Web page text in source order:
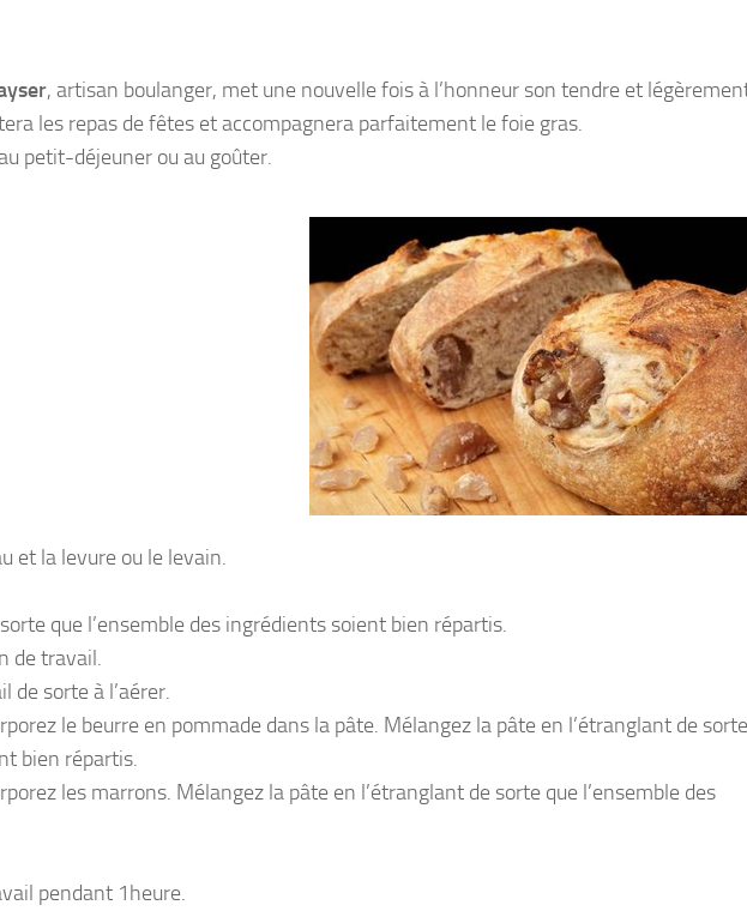
, artisan boulanger, met une nouvelle fois à l’honneur son tendre et
les repas de fêtes et accompagnera parfaitement le foie gras.
petit-déjeuner ou au goûter.
et la levure ou le levain.
que l’ensemble des ingrédients soient bien répartis.
de travail.
de sorte à l’aérer.
le beurre en pommade dans la pâte. Mélangez la pâte en l’étranglant de sorte
bien répartis.
les marrons. Mélangez la pâte en l’étranglant de sorte que l’ensemble des
pendant 1heure.